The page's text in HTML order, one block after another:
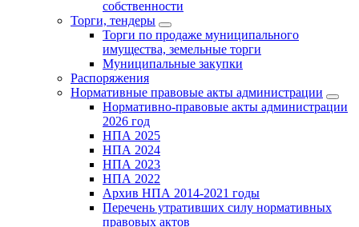
собственности
Торги, тендеры
Торги по продаже муниципального
имущества, земельные торги
Муниципальные закупки
Распоряжения
Нормативные правовые акты администрации
Нормативно-правовые акты администрации
2026 год
НПА 2025
НПА 2024
НПА 2023
НПА 2022
Архив НПА 2014-2021 годы
Перечень утративших силу нормативных
правовых актов